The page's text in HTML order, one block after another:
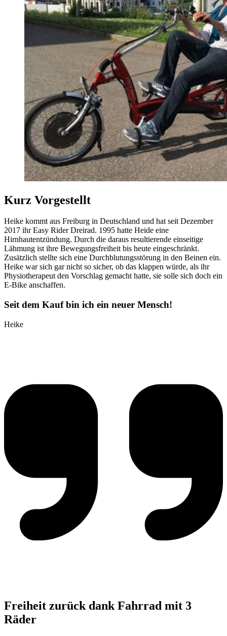
Kurz Vorgestellt
Heike kommt aus Freiburg in Deutschland und hat seit Dezember
2017 ihr Easy Rider Dreirad. 1995 hatte Heide eine
Hirnhautentzündung. Durch die daraus resultierende einseitige
Lähmung ist ihre Bewegungsfreiheit bis heute eingeschränkt.
Zusätzlich stellte sich eine Durchblutungsstörung in den Beinen ein.
Heike war sich gar nicht so sicher, ob das klappen würde, als ihr
Physiotherapeut den Vorschlag gemacht hatte, sie solle sich doch ein
E-Bike anschaffen.
Seit dem Kauf bin ich ein neuer Mensch!
Heike
Freiheit zurück dank Fahrrad mit 3
Räder